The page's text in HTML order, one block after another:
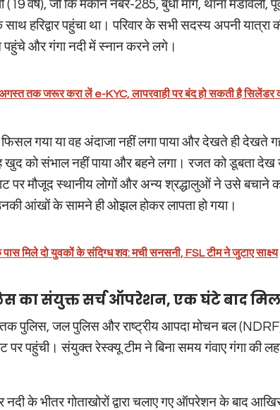
वर्ष), जो कि मकान नंबर-285, बुधा मार्ग, थाना मंडावली,
हरिद्वार पहुंचा था। परिवार के सभी सदस्य अपनी
और गंगा नदी में स्नान करने लगे।
तक जरूर करा लें e-KYC, लापरवाही पर बंद हो सकती है सिलेंडर
गया या वह अंदाजा नहीं लगा पाया और देखते ही देखते
को संभाल नहीं पाया और बहने लगा। रजत को डूबता
पर मौजूद स्थानीय लोगों और अन्य श्रद्धालुओं ने उसे बचाने
आंखों के सामने ही ओझल होकर लापता हो गया।
मिले दो युवकों के संदिग्ध शव: मची सनसनी, FSL टीम ने जुटाए साक्ष्य
का संयुक्त सर्च ऑपरेशन, एक घंटे बाद
पुलिस, जल पुलिस और राष्ट्रीय आपदा मोचन बल
पहुंची। संयुक्त रेस्क्यू टीम ने बिना समय गंवाए गंगा की
के भीतर गोताखोरों द्वारा चलाए गए ऑपरेशन के बाद